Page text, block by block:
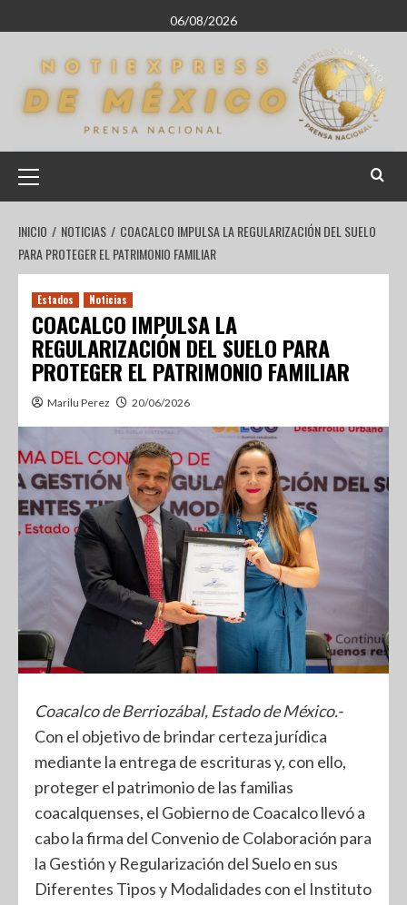
06/08/2026
INICIO NOTICIAS
COACALCO IMPULSA LA REGULARIZACIÓN DEL SUELO
PARA PROTEGER EL PATRIMONIO FAMILIAR
Estados Noticias
COACALCO IMPULSA LA
REGULARIZACIÓN DEL SUELO PARA
PROTEGER EL PATRIMONIO FAMILIAR
Marilu Perez 20/06/2026
Coacalco de Berriozábal, Estado de México.-
Con el objetivo de brindar certeza jurídica
mediante la entrega de escrituras y, con ello,
proteger el patrimonio de las familias
coacalquenses, el Gobierno de Coacalco llevó a
cabo la firma del Convenio de Colaboración para
la Gestión y Regularización del Suelo en sus
Diferentes Tipos y Modalidades con el Instituto